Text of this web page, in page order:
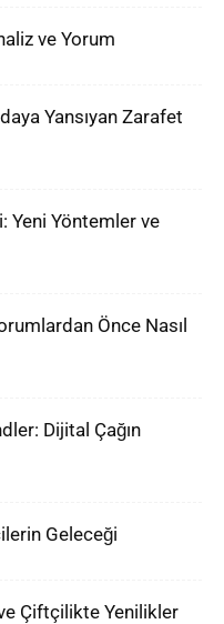
ve Yorum
Yansıyan Zarafet
Yeni Yöntemler ve
Önce Nasıl
Dijital Çağın
Geleceği
Çiftçilikte Yenilikler